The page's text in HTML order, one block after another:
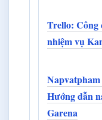
Trello: Công
nhiệm vụ
Hướng dẫn
Garena